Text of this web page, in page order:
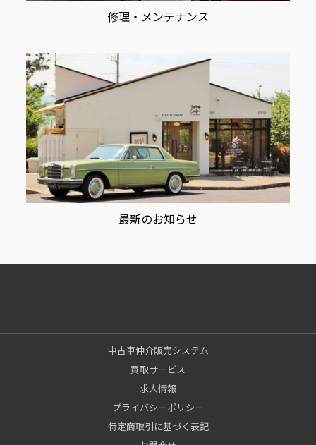
修理・メンテナンス
最新のお知らせ
中古車仲介販売システム
買取サービス
求人情報
プライバシーポリシー
特定商取引に基づく表記